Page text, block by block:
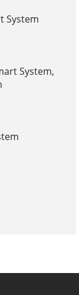
System
System,